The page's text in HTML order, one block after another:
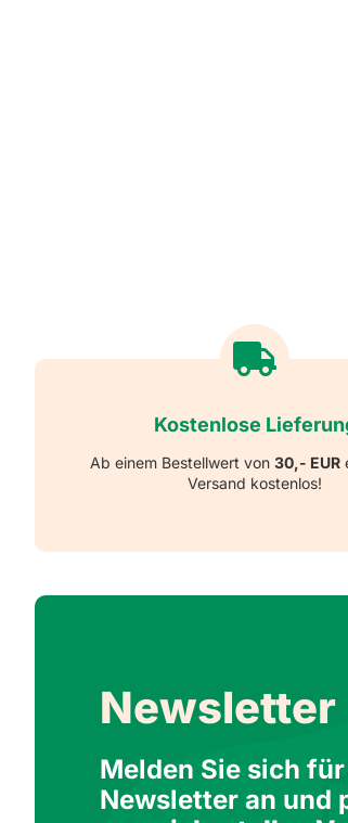
Kostenlose
Ab einem Bestellwert von30,- EUR
Versand kostenlos!
Newsletter
Melden Sie sich
Newsletter an und